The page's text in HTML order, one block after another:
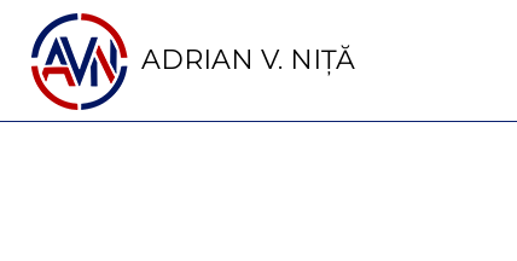
ADRIAN V. NIȚĂ